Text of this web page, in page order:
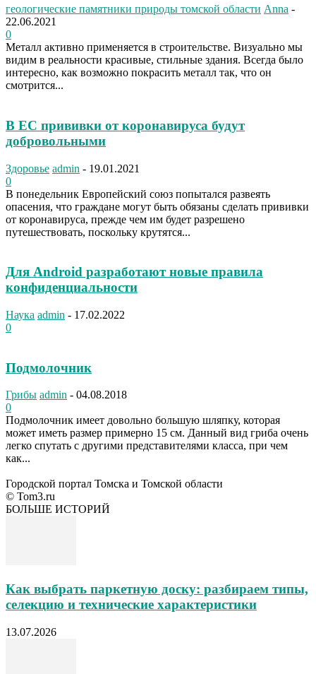
геологические памятники природы томской области Anna -
22.06.2021
0
Металл активно применяется в строительстве. Визуально мы
видим в реальности красивые, стильные здания. Всегда было
интересно, как возможно покрасить металл так, что он
смотрится...
В ЕС прививки от коронавируса будут
добровольными
Здоровье admin - 19.01.2021
0
В понедельник Европейский союз попытался развеять
опасения, что граждане могут быть обязаны сделать прививки
от коронавируса, прежде чем им будет разрешено
путешествовать, поскольку крутятся...
Для Android разработают новые правила
конфиденциальности
Наука admin - 17.02.2022
0
Подмолочник
Грибы admin - 04.08.2018
0
Подмолочник имеет довольно большую шляпку, которая
может иметь размер примерно 15 см. Данный вид гриба очень
легко спутать с другими представителями класса, при чем
как...
Городской портал Томска и Томской области
© Tom3.ru
БОЛЬШЕ ИСТОРИЙ
Как выбрать паркетную доску: разбираем типы,
селекцию и технические характеристики
13.07.2026